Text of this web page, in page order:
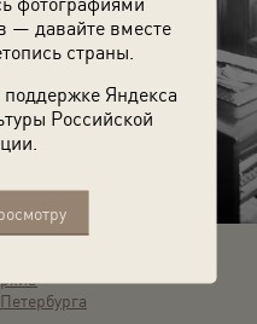
— давайте вместе
страны.
Яндекса
Российской